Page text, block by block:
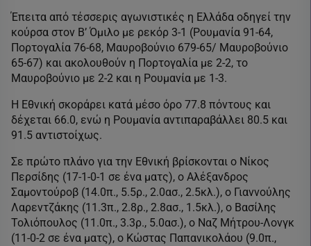
Έπειτα από τέσσερις αγωνιστικές η Ελλάδα οδηγεί την
κούρσα στον Β’ Όμιλο με ρεκόρ 3-1 (Ρουμανία 91-64,
Πορτογαλία 76-68, Μαυροβούνιο 679-65/ Μαυροβούνιο
65-67) και ακολουθούν η Πορτογαλία με 2-2, το
Μαυροβούνιο με 2-2 και η Ρουμανία με 1-3.
Η Εθνική σκοράρει κατά μέσο όρο 77.8 πόντους και
δέχεται 66.0, ενώ η Ρουμανία αντιπαραβάλλει 80.5 και
91.5 αντιστοίχως.
Σε πρώτο πλάνο για την Εθνική βρίσκονται ο Νίκος
Περσίδης (17-1-0-1 σε ένα ματς), ο Αλέξανδρος
Σαμοντούροβ (14.0π., 5.5ρ., 2.0ασ., 2.5κλ.), ο Γιαννούλης
Λαρεντζάκης (11.3π., 2.8ρ., 2.8ασ., 1.5κλ.), ο Βασίλης
Τολιόπουλος (11.0π., 3.3ρ., 5.0ασ.), ο Ναζ Μήτρου-Λονγκ
(11-0-2 σε ένα ματς), ο Κώστας Παπανικολάου (9.0π.,